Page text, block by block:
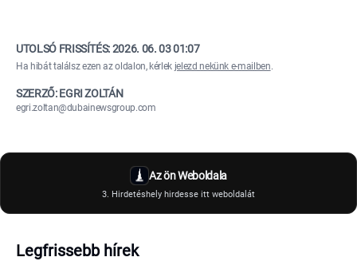
UTOLSÓ FRISSÍTÉS:2026. 06. 03 01:07
Ha hibát találsz ezen az oldalon, kérlek jelezd nekünk e-mailben.
SZERZŐ: EGRI ZOLTÁN
egri.zoltan@dubainewsgroup.com
Az ön Weboldala
3. Hirdetéshely hirdesse itt weboldalát
Legfrissebb hírek